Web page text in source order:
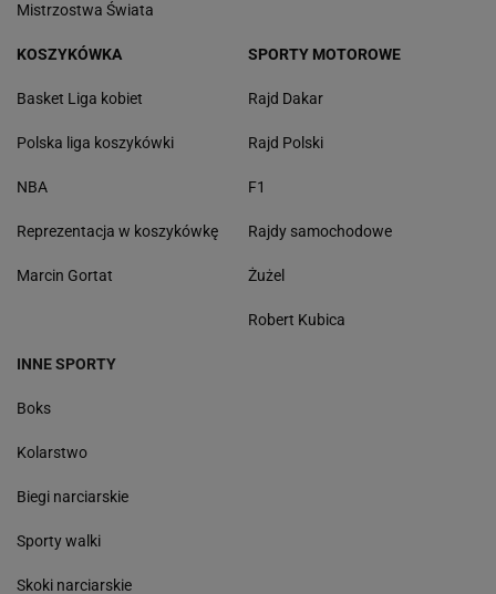
Mistrzostwa Świata
KOSZYKÓWKA
Basket Liga kobiet
Polska liga koszykówki
NBA
Reprezentacja w koszykówkę
Marcin Gortat
SPORTY MOTOROWE
Rajd Dakar
Rajd Polski
F1
Rajdy samochodowe
Żużel
Robert Kubica
INNE SPORTY
Boks
Kolarstwo
Biegi narciarskie
Sporty walki
Skoki narciarskie